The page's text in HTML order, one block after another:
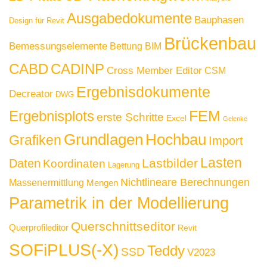
Design für Revit Ausgabedokumente Bauphasen
Bemessungselemente Bettung BIM Brückenbau
CABDCADINP Cross Member Editor CSM
Decreator DWG Ergebnisdokumente
Ergebnisplotserste Schritte Excel FEM Gelenke
Grafiken Grundlagen Hochbau Import
Daten Koordinaten Lagerung Lastbilder Lasten
Massenermittlung Mengen Nichtlineare Berechnungen
Parametrik in der Modellierung
Querprofileditor Querschnittseditor Revit
SOFiPLUS(-X) SSD Teddy V2023